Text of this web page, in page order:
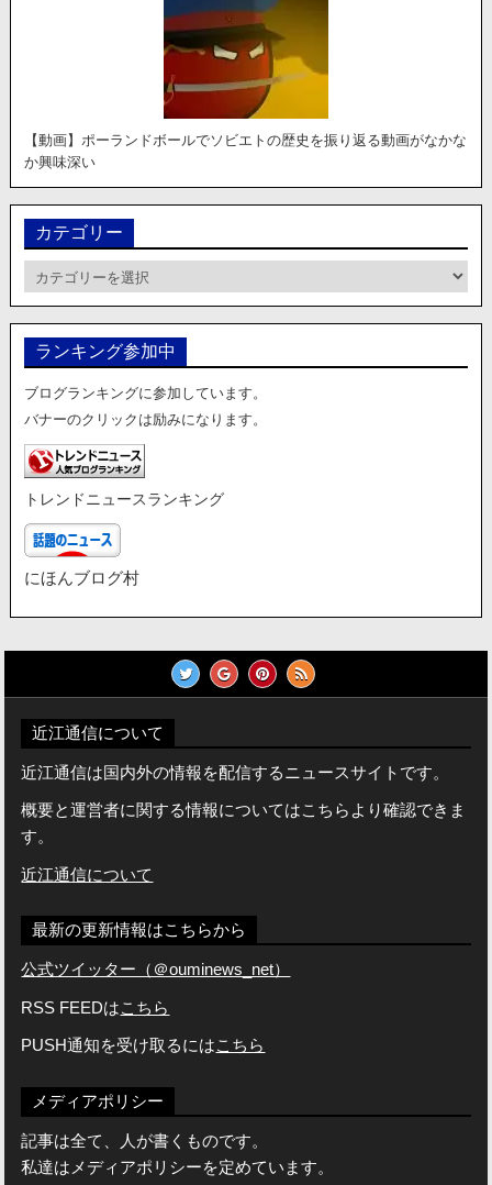
【動画】ポーランドボールでソビエトの歴史を振り返る動画がなかな
か興味深い
カテゴリー
テ
リ
ランキング参加中
ブログランキングに参加しています。
バナーのクリックは励みになります。
トレンドニュースランキング
にほんブログ村
近江通信について
近江通信は国内外の情報を配信するニュースサイトです。
概要と運営者に関する情報についてはこちらより確認できま
す。
近江通信について
最新の更新情報はこちらから
公式ツイッター（＠ouminews_net）
RSS FEEDはこちら
PUSH通知を受け取るにはこちら
メディアポリシー
記事は全て、人が書くものです。
私達はメディアポリシーを定めています。